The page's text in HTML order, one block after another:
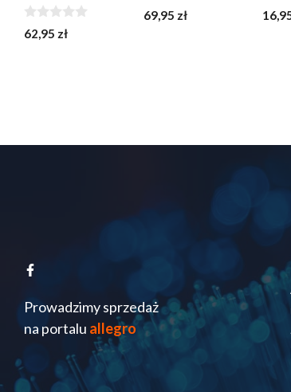
0
z
62,95 zł
0
z
69,95 zł
0
z
Prowadzimy sprzedaż
na portalu allegro